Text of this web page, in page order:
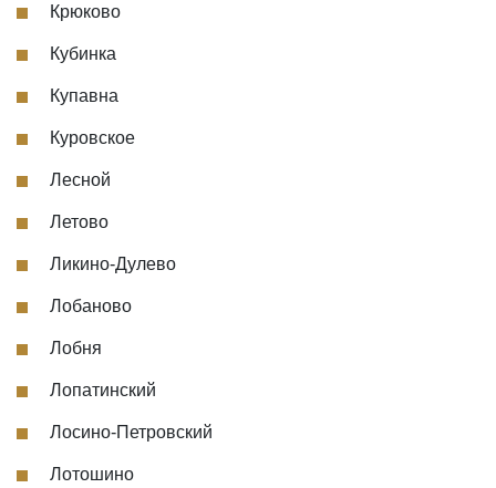
Крюково
Кубинка
Купавна
Куровское
Лесной
Летово
Ликино-Дулево
Лобаново
Лобня
Лопатинский
Лосино-Петровский
Лотошино